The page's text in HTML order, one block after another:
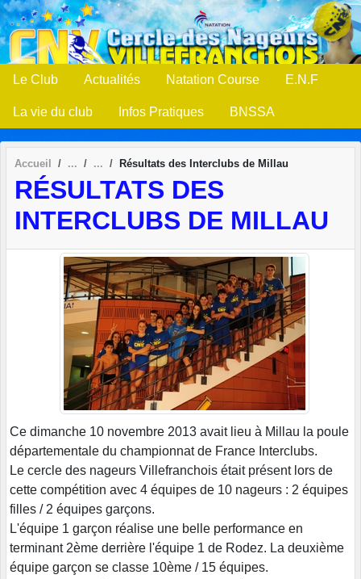
Le Club Actualités Natation Course E.N.F
La vie du club Infos Pratiques BNSSA
Accueil Résultats des Interclubs de Millau
RÉSULTATS DES
INTERCLUBS DE MILLAU
Ce dimanche 10 novembre 2013 avait lieu à Millau la poule
départementale du championnat de France Interclubs.
Le cercle des nageurs Villefranchois était présent lors de
cette compétition avec 4 équipes de 10 nageurs : 2 équipes
filles / 2 équipes garçons.
L'équipe 1 garçon réalise une belle performance en
terminant 2ème derrière l'équipe 1 de Rodez. La deuxième
équipe garçon se classe 10ème / 15 équipes.
Panneau de gestion des cookies